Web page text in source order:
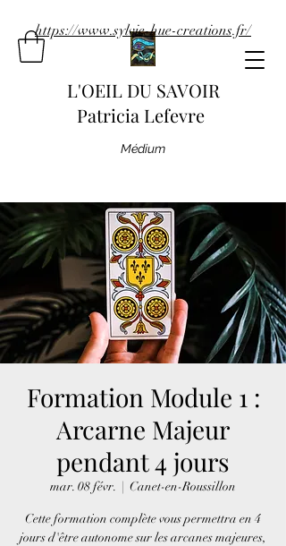
L'OEIL DU SAVOIR
Patricia Lefevre
Médium
https://www.sylvie-hue-creations.fr/
Formation Module 1 :
Arcarne Majeur
pendant 4 jours
mar. 08 févr.
  |
Canet-en-Roussillon
Cette formation complète vous permettra en 4
jours d'être autonome sur les arcanes majeures,